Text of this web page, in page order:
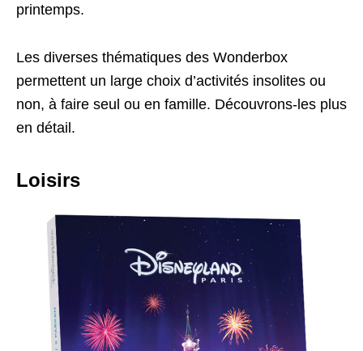
printemps.
Les diverses thématiques des Wonderbox
permettent un large choix d’activités insolites ou
non, à faire seul ou en famille. Découvrons-les plus
en détail.
Loisirs